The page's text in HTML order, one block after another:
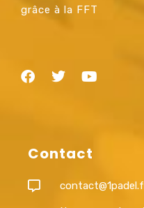
grâce à la FFT
Contact